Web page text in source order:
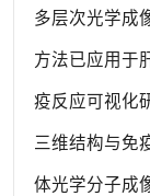
多层次光学成
方法已应用于
疫反应可视化
三维结构与免
体光学分子成